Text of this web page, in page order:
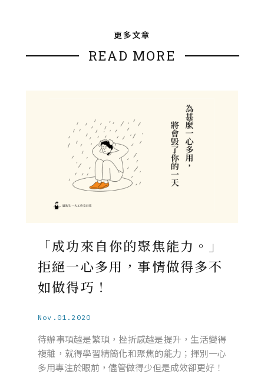
更多文章
READ MORE
「成功來自你的聚焦能力。」
拒絕一心多用，事情做得多不
如做得巧！
Nov.01.2020
待辦事項越是繁瑣，挫折感越是提升，生活變得
複雜，就得學習精簡化和聚焦的能力；揮別一心
多用專注於眼前，儘管做得少但是成效卻更好！